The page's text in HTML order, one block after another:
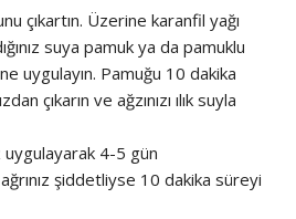
çıkartın. Üzerine karanfil yağı
suya pamuk ya da pamuklu
uygulayın. Pamuğu 10 dakika
çıkarın ve ağzınızı ılık suyla
4-5 gün
şiddetliyse 10 dakika süreyi